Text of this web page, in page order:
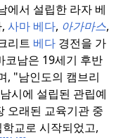
에서 설립한 라자 베
사마 베다, 아가마스,
리트 베다 경전을 가
코남은 19세기 후반
, "남인도의 캠브리
시에 설립된 관립예
오래된 교육기관 중
교로 시작되었고,